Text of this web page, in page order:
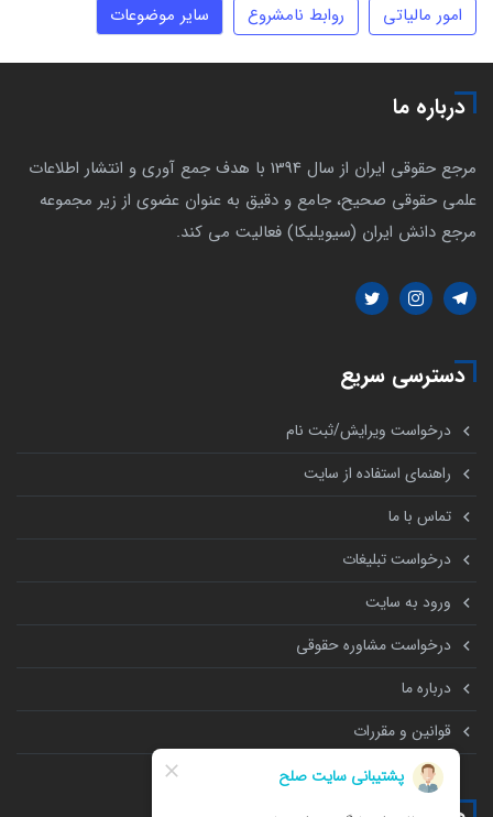
امور مالیاتی
روابط نامشروع سایر موضوعات
درباره ما
مرجع حقوقی ایران از سال 1394 با هدف جمع آوری و انتشار اطلاعات
علمی حقوقی صحیح، جامع و دقیق به عنوان عضوی از زیر مجموعه
مرجع دانش ایران (سیویلیکا) فعالیت می کند.
دسترسی سریع
درخواست ویرایش/ثبت نام
راهنمای استفاده از سایت
تماس با ما
درخواست تبلیغات
ورود به سایت
درخواست مشاوره حقوقی
درباره ما
قوانین و مقررات